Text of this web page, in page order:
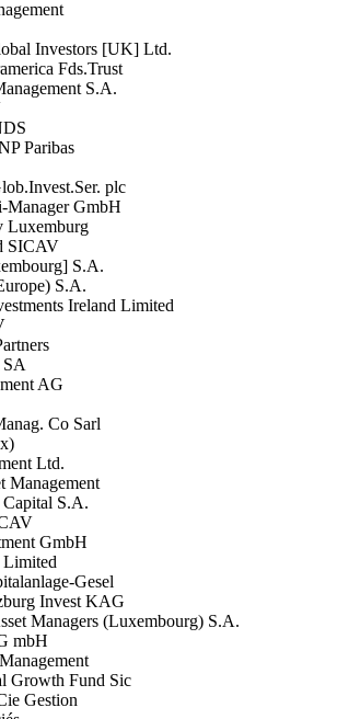
Investors [UK] Ltd.
Fds.Trust
S.A.
Paribas
plc
Manager GmbH
Luxemburg
SICAV
S.A.
S.A.
Ireland Limited
SA
AG
Co Sarl
Ltd.
Management
Capital S.A.
GmbH
Limited
Gesel
Invest KAG
Managers (Luxembourg) S.A.
mbH
Growth Fund Sic
Gestion